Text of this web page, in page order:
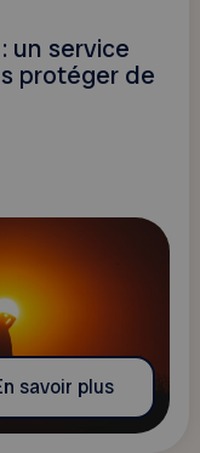
un service
protéger de
savoir plus